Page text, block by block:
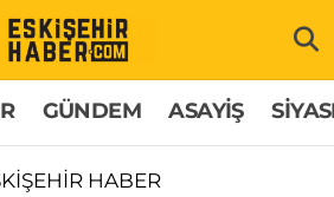
GÜNDEM ASAYİŞ
HABER
Yoğunluk Haritası